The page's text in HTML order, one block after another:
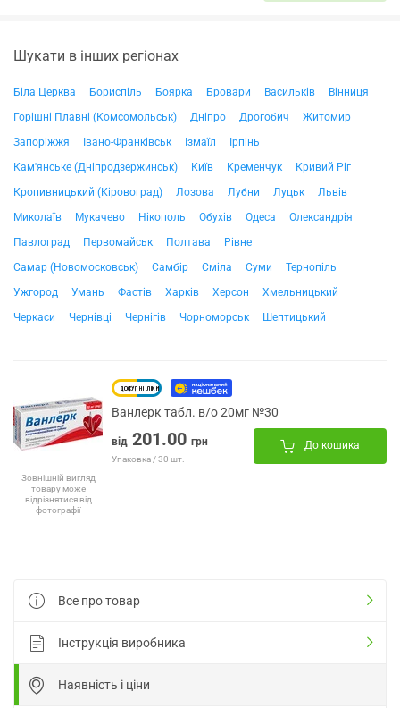
Шукати в інших регіонах
Біла Церква Бориспіль Боярка Бровари Васильків
Вінниця
Горішні Плавні (Комсомольськ)
Дніпро Дрогобич
Житомир
Запоріжжя
Івано-Франківськ Ізмаїл
Ірпінь
Кам'янське (Дніпродзержинськ)
Київ Кременчук
Кривий Ріг
Кропивницький (Кіровоград)
Лозова Лубни Луцьк
Львів
Миколаїв
Мукачево Нікополь Обухів Одеса
Олександрія
Павлоград
Первомайськ Полтава
Рівне
Самар (Новомосковськ)
Самбір Сміла Суми
Тернопіль
Ужгород
Умань Фастів Харків Херсон
Хмельницький
Черкаси
Чернівці Чернігів Чорноморськ Шептицький
Зовнішній вигляд
товару може
відрізнятися від
фотографії
Ванлерк табл. в/о 20мг №30
від 201.00 грн
Упаковка / 30 шт.
До кошика
Все про товар
Інструкція виробника
Наявність і ціни